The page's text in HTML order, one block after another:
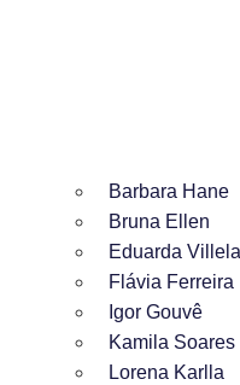
Barbara Hane
Bruna Ellen
Eduarda Villela
Flávia Ferreira
Igor Gouvê
Kamila Soares
Lorena Karlla